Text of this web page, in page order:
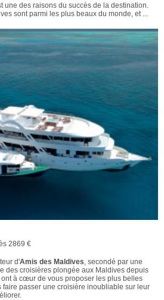
une des raisons du succès de la destination.
sont parmi les plus beaux du monde, et ...
2869 €
d'Amis des Maldives , secondé par une
des croisières plongée aux Maldives depuis
à cœur de vous proposer les plus belles
passer une croisière inoubliable sur leur